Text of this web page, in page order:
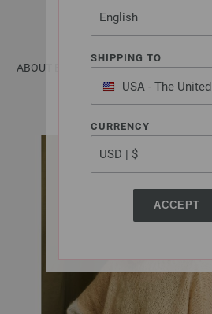
SHIPPING TO
USA - The
of America
CURRENCY
ACCEPT
ABOUT BERLIN No. 10 - Tijdschrift
Model 26